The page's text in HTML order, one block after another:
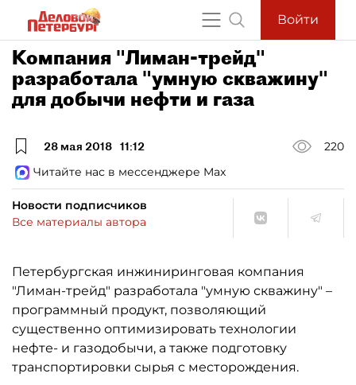
Войти
Компания "Лиман-трейд"
разработала "умную скважину"
для добычи нефти и газа
28 мая 2018 11:12
220
Читайте нас в мессенджере Max
Новости подписчиков
Все материалы автора
Петербургская инжиниринговая компания
"Лиман-трейд" разработала "умную скважину" –
программный продукт, позволяющий
существенно оптимизировать технологии
нефте- и газодобычи, а также подготовку
транспортировки сырья с месторождения.